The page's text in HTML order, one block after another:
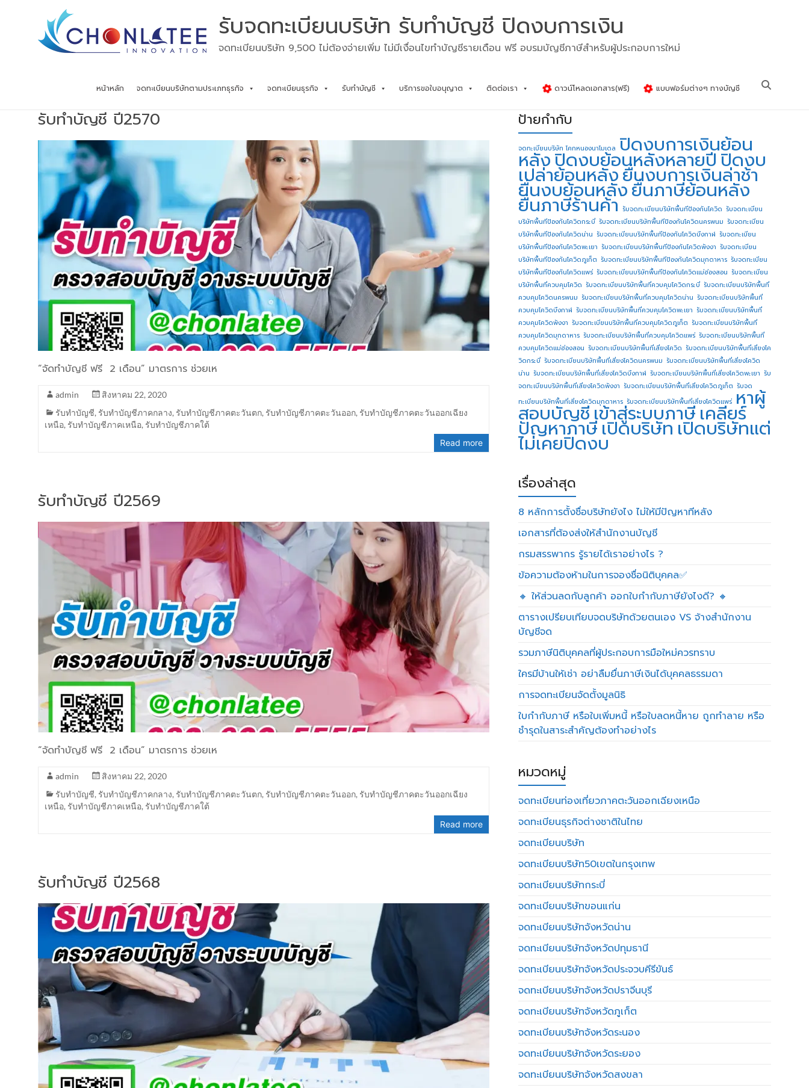
รับจดทะเบียนบริษัท รับทำบัญชี ปิดงบการเงิน
จดทะเบียนบริษัท 9,500 ไม่ต้องจ่ายเพิ่ม ไม่มีเงื่อนไขทำบัญชีรายเดือน ฟรี อบรมบัญชีภาษีสำหรับผู้ประกอบการใหม่
หน้าหลัก จดทะเบียนบริษัทตามประเภทธุรกิจ จดทะเบียนธุรกิจ รับทำบัญชี บริการขอใบอนุญาต ติดต่อเรา ดาวน์โหลดเอกสาร(ฟรี) แบบฟอร์มต่างๆ ทางบัญชี
รับทำบัญชี ปี2570
“จัดทำบัญชี ฟรี 2 เดือน” มาตรการ ช่วยเห
admin
สิงหาคม 22, 2020
รับทำบัญชี, รับทำบัญชีภาคกลาง, รับทำบัญชีภาคตะวันตก, รับทำบัญชีภาคตะวันออก, รับทำบัญชีภาคตะวันออกเฉียง
เหนือ, รับทำบัญชีภาคเหนือ, รับทำบัญชีภาคใต้
Read more
รับทำบัญชี ปี2569
“จัดทำบัญชี ฟรี 2 เดือน” มาตรการ ช่วยเห
admin
สิงหาคม 22, 2020
รับทำบัญชี, รับทำบัญชีภาคกลาง, รับทำบัญชีภาคตะวันตก, รับทำบัญชีภาคตะวันออก, รับทำบัญชีภาคตะวันออกเฉียง
เหนือ, รับทำบัญชีภาคเหนือ, รับทำบัญชีภาคใต้
Read more
รับทำบัญชี ปี2568
ป้ายกำกับ
จดทะเบียนบริษัท โคกหนองนาโมเดล ปิดงบการเงินย้อน
หลังปิดงบย้อนหลังหลายปี ปิดงบ
เปล่าย้อนหลังยื่นงบการเงินล่าช้า
ยื่นงบย้อนหลังยื่นภาษีย้อนหลัง
ยื่นภาษีร้านค้า รับจดทะเบียนบริษัทพื้นทีป้องกันโควิด รับจดทะเบียน
บริษัทพื้นทีป้องกันโควิดกระบี่ รับจดทะเบียนบริษัทพื้นทีป้องกันโควิดนครพนม รับจดทะเบียน
บริษัทพื้นทีป้องกันโควิดน่าน รับจดทะเบียนบริษัทพื้นทีป้องกันโควิดบึงกาฬ รับจดทะเบียน
บริษัทพื้นทีป้องกันโควิดพะเยา รับจดทะเบียนบริษัทพื้นทีป้องกันโควิดพังงา รับจดทะเบียน
บริษัทพื้นทีป้องกันโควิดภูเก็ต รับจดทะเบียนบริษัทพื้นทีป้องกันโควิดมุกดาหาร รับจดทะเบียน
บริษัทพื้นทีป้องกันโควิดแพร่ รับจดทะเบียนบริษัทพื้นทีป้องกันโควิดแม่ฮ่องสอน รับจดทะเบียน
บริษัทพื้นที่ควบคุมโควิด รับจดทะเบียนบริษัทพื้นที่ควบคุมโควิดกระบี่ รับจดทะเบียนบริษัทพื้นที่
ควบคุมโควิดนครพนม รับจดทะเบียนบริษัทพื้นที่ควบคุมโควิดน่าน รับจดทะเบียนบริษัทพื้นที่
ควบคุมโควิดบึงกาฬ รับจดทะเบียนบริษัทพื้นที่ควบคุมโควิดพะเยา รับจดทะเบียนบริษัทพื้นที่
ควบคุมโควิดพังงา รับจดทะเบียนบริษัทพื้นที่ควบคุมโควิดภูเก็ต รับจดทะเบียนบริษัทพื้นที่
ควบคุมโควิดมุกดาหาร รับจดทะเบียนบริษัทพื้นที่ควบคุมโควิดแพร่ รับจดทะเบียนบริษัทพื้นที่
ควบคุมโควิดแม่ฮ่องสอน รับจดทะเบียนบริษัทพื้นที่เสี่ยงโควิด รับจดทะเบียนบริษัทพื้นที่เสี่ยงโค
วิดกระบี่ รับจดทะเบียนบริษัทพื้นที่เสี่ยงโควิดนครพนม รับจดทะเบียนบริษัทพื้นที่เสี่ยงโควิด
น่าน รับจดทะเบียนบริษัทพื้นที่เสี่ยงโควิดบึงกาฬ รับจดทะเบียนบริษัทพื้นที่เสี่ยงโควิดพะเยา รับ
จดทะเบียนบริษัทพื้นที่เสี่ยงโควิดพังงา รับจดทะเบียนบริษัทพื้นที่เสี่ยงโควิดภูเก็ต รับจด
ทะเบียนบริษัทพื้นที่เสี่ยงโควิดมุกดาหาร รับจดทะเบียนบริษัทพื้นที่เสี่ยงโควิดแพร่ หาผู้
สอบบัญชี เข้าสู่ระบบภาษี เคลียร์
ปัญหาภาษีเปิดบริษัทเปิดบริษัทแต่
ไม่เคยปิดงบ
เรื่องล่าสุด
8 หลักการตั้งชื่อบริษัทยังไง ไม่ให้มีปัญหาทีหลัง
เอกสารที่ต้องส่งให้สำนักงานบัญชี
กรมสรรพากร รู้รายได้เราอย่างไร ?
ข้อความต้องห้ามในการจองชื่อนิติบุคคล✅
🔸 ให้ส่วนลดกับลูกค้า ออกใบกำกับภาษียังไงดี? 🔸
ตารางเปรียบเทียบจดบริษัทด้วยตนเอง VS จ้างสำนักงาน
บัญชีจด
รวมภาษีนิติบุคคลที่ผู้ประกอบการมือใหม่ควรทราบ
ใครมีบ้านให้เช่า อย่าลืมยื่นภาษีเงินได้บุคคลธรรมดา
การจดทะเบียนจัดตั้งมูลนิธิ
ใบกำกับภาษี หรือใบเพิ่มหนี้ หรือใบลดหนี้หาย ถูกทำลาย หรือ
ชำรุดในสาระสำคัญต้องทำอย่างไร
หมวดหมู่
จดทะเบียนท่องเที่ยวภาคตะวันออกเฉียงเหนือ
จดทะเบียนธุรกิจต่างชาติในไทย
จดทะเบียนบริษัท
จดทะเบียนบริษัท50เขตในกรุงเทพ
จดทะเบียนบริษัทกระบี่
จดทะเบียนบริษัทขอนแก่น
จดทะเบียนบริษัทจังหวัดน่าน
จดทะเบียนบริษัทจังหวัดปทุมธานี
จดทะเบียนบริษัทจังหวัดประจวบคีรีขันธ์
จดทะเบียนบริษัทจังหวัดปราจีนบุรี
จดทะเบียนบริษัทจังหวัดภูเก็ต
จดทะเบียนบริษัทจังหวัดระนอง
จดทะเบียนบริษัทจังหวัดระยอง
จดทะเบียนบริษัทจังหวัดสงขลา